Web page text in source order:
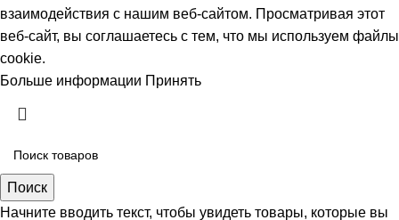
взаимодействия с нашим веб-сайтом. Просматривая этот
веб-сайт, вы соглашаетесь с тем, что мы используем файлы
cookie.
Больше информации Принять
Поиск
Начните вводить текст, чтобы увидеть товары, которые вы